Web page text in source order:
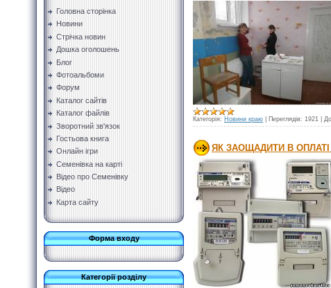
Головна сторінка
Новини
Стрічка новин
Дошка оголошень
Блог
Фотоальбоми
Форум
Каталог сайтів
Каталог файлів
Зворотний зв'язок
Гостьова книга
Онлайн ігри
Семенівка на карті
Відео про Семенівку
Відео
Карта сайту
Форма входу
Категорії розділу
Категорія: Новини краю Переглядів: 1921
ЯК ЗАОЩАДИТИ В